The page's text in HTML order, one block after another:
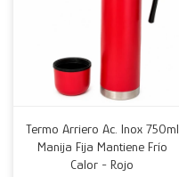
Termo Arriero Ac. Inox 750ml
Manija Fija Mantiene Frío
Calor - Rojo